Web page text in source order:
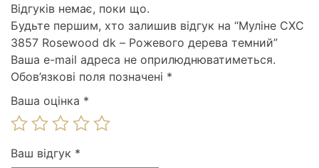
Відгуків немає, поки що.
Будьте першим, хто залишив відгук на “Муліне СХС
3857 Rosewood dk – Рожевого дерева темний”
Ваша e-mail адреса не оприлюднюватиметься.
Обов’язкові поля позначені *
Ваша оцінка *
Ваш відгук *